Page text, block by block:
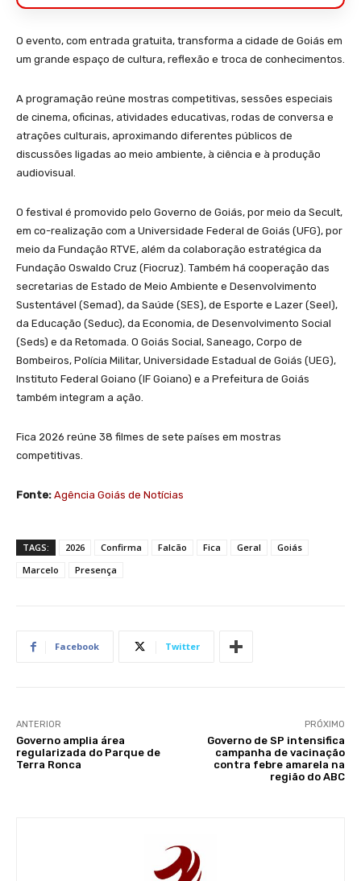
O evento, com entrada gratuita, transforma a cidade de Goiás em
um grande espaço de cultura, reflexão e troca de conhecimentos.
A programação reúne mostras competitivas, sessões especiais
de cinema, oficinas, atividades educativas, rodas de conversa e
atrações culturais, aproximando diferentes públicos de
discussões ligadas ao meio ambiente, à ciência e à produção
audiovisual.
O festival é promovido pelo Governo de Goiás, por meio da Secult,
em co-realização com a Universidade Federal de Goiás (UFG), por
meio da Fundação RTVE, além da colaboração estratégica da
Fundação Oswaldo Cruz (Fiocruz). Também há cooperação das
secretarias de Estado de Meio Ambiente e Desenvolvimento
Sustentável (Semad), da Saúde (SES), de Esporte e Lazer (Seel),
da Educação (Seduc), da Economia, de Desenvolvimento Social
(Seds) e da Retomada. O Goiás Social, Saneago, Corpo de
Bombeiros, Polícia Militar, Universidade Estadual de Goiás (UEG),
Instituto Federal Goiano (IF Goiano) e a Prefeitura de Goiás
também integram a ação.
Fica 2026 reúne 38 filmes de sete países em mostras
competitivas.
Fonte: Agência Goiás de Notícias
TAGS: 2026 Confirma Falcão Fica Geral
Goiás
Marcelo
Presença
Facebook Twitter
ANTERIOR
Governo amplia área
regularizada do Parque de
Terra Ronca
PRÓXIMO
Governo de SP intensifica
campanha de vacinação
contra febre amarela na
região do ABC